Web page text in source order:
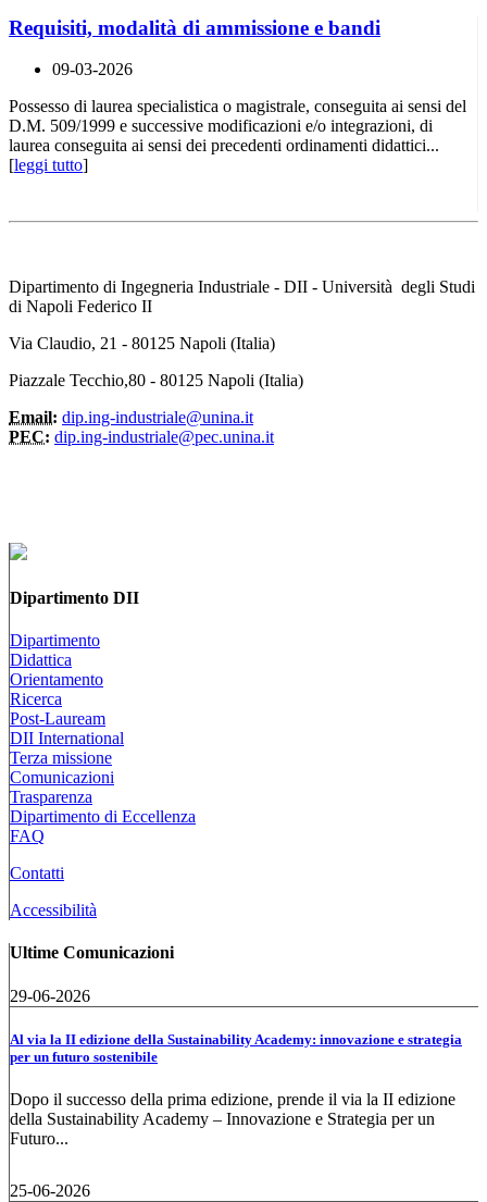
Requisiti, modalità di ammissione e bandi
09-03-2026
Possesso di laurea specialistica o magistrale, conseguita ai sensi del
D.M. 509/1999 e successive modificazioni e/o integrazioni, di
laurea conseguita ai sensi dei precedenti ordinamenti didattici...
[leggi tutto]
Dipartimento di Ingegneria Industriale - DII - Università degli Studi
di Napoli Federico II
Via Claudio, 21 - 80125 Napoli (Italia)
Piazzale Tecchio,80 - 80125 Napoli (Italia)
Email: dip.ing-industriale@unina.it
PEC: dip.ing-industriale@pec.unina.it
Dipartimento DII
Dipartimento
Didattica
Orientamento
Ricerca
Post-Lauream
DII International
Terza missione
Comunicazioni
Trasparenza
Dipartimento di Eccellenza
FAQ
Contatti
Accessibilità
Ultime Comunicazioni
29-06-2026
Al via la II edizione della Sustainability Academy: innovazione e strategia
per un futuro sostenibile
Dopo il successo della prima edizione, prende il via la II edizione
della Sustainability Academy – Innovazione e Strategia per un
Futuro...
25-06-2026